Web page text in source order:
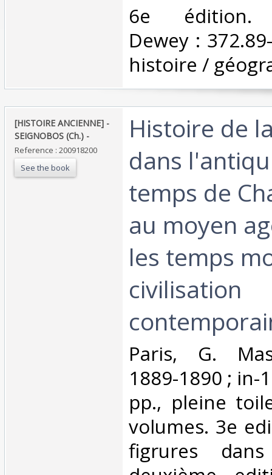
‎6e édition.
Dewey :
histoire /
‎[HISTOIRE ANCIENNE] -
SEIGNOBOS (Ch.) - ‎
Reference : 200918200
See the book
‎Histoire de
dans
temps de
au moyen
les temps
civilisation
‎Paris, G.
1889-1890 ; in-
pp., pleine
volumes. 3e
figrures